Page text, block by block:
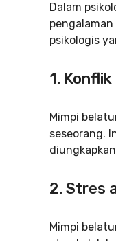
Dalam
psikologis
1.
Mimpi
seseorang.
2. Stres
Mimpi